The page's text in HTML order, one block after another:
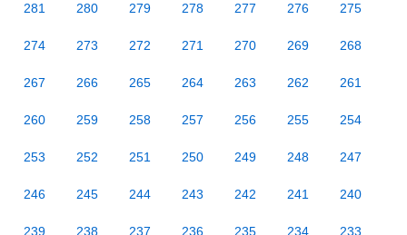
281 280 279 278 277 276 275
274 273 272 271 270 269 268
267 266 265 264 263 262 261
260 259 258 257 256 255 254
253 252 251 250 249 248 247
246 245 244 243 242 241 240
239 238 237 236 235 234 233